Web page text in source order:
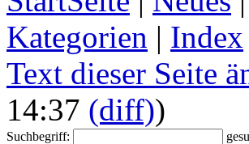
Kategorien | Index
Text dieser Seite
14:37 (diff))
Suchbegriff: